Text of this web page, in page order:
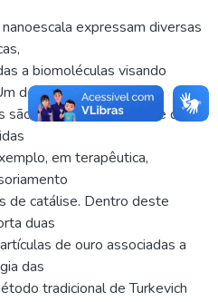
expressam diversas
a biomoléculas visando
dos
são as Nanopartículas de ouro
em terapêutica,
de catálise. Dentro deste
duas
de ouro associadas a
das
tradicional de Turkevich